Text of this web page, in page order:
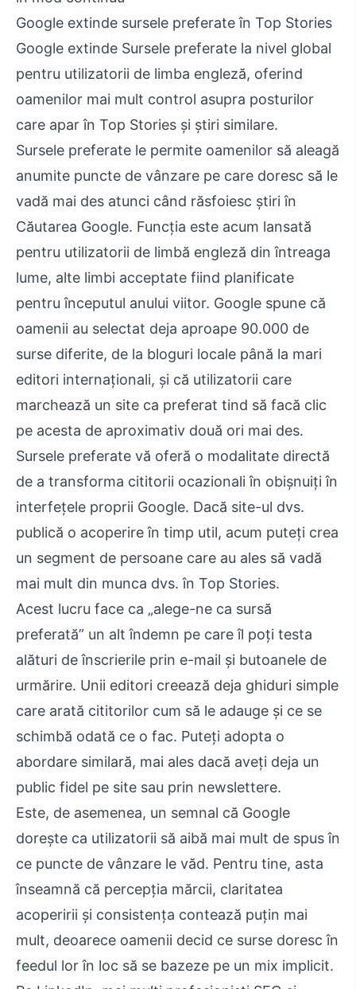
Google extinde sursele preferate în Top Stories
Google extinde Sursele preferate la nivel global
pentru utilizatorii de limba engleză, oferind
oamenilor mai mult control asupra posturilor
care apar în Top Stories și știri similare.
Sursele preferate le permite oamenilor să aleagă
anumite puncte de vânzare pe care doresc să le
vadă mai des atunci când răsfoiesc știri în
Căutarea Google. Funcția este acum lansată
pentru utilizatorii de limbă engleză din întreaga
lume, alte limbi acceptate fiind planificate
pentru începutul anului viitor. Google spune că
oamenii au selectat deja aproape 90.000 de
surse diferite, de la bloguri locale până la mari
editori internaționali, și că utilizatorii care
marchează un site ca preferat tind să facă clic
pe acesta de aproximativ două ori mai des.
Sursele preferate vă oferă o modalitate directă
de a transforma cititorii ocazionali în obișnuiți în
interfețele proprii Google. Dacă site-ul dvs.
publică o acoperire în timp util, acum puteți crea
un segment de persoane care au ales să vadă
mai mult din munca dvs. în Top Stories.
Acest lucru face ca „alege-ne ca sursă
preferată” un alt îndemn pe care îl poți testa
alături de înscrierile prin e-mail și butoanele de
urmărire. Unii editori creează deja ghiduri simple
care arată cititorilor cum să le adauge și ce se
schimbă odată ce o fac. Puteți adopta o
abordare similară, mai ales dacă aveți deja un
public fidel pe site sau prin newslettere.
Este, de asemenea, un semnal că Google
dorește ca utilizatorii să aibă mai mult de spus în
ce puncte de vânzare le văd. Pentru tine, asta
înseamnă că percepția mărcii, claritatea
acoperirii și consistența contează puțin mai
mult, deoarece oamenii decid ce surse doresc în
feedul lor în loc să se bazeze pe un mix implicit.